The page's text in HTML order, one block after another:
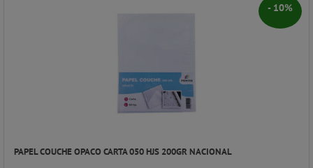
- 10%
PAPEL COUCHE OPACO CARTA 050 HJS 200GR NACIONAL